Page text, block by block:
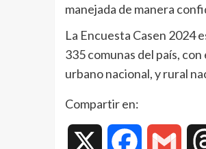
manejada de manera
La Encuesta Casen 2024
335 comunas del país,
urbano nacional, y rural
Compartir en:
Facebook